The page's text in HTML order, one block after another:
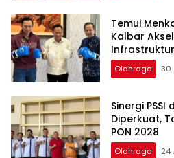
Temui
Kalbar
Olahraga 30
Sinergi PSSI
Diperkuat,
PON 2028
Olahraga 24